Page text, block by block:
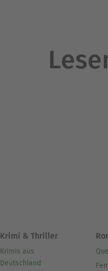
Krimi & Thriller
Krimis aus
Deutschland